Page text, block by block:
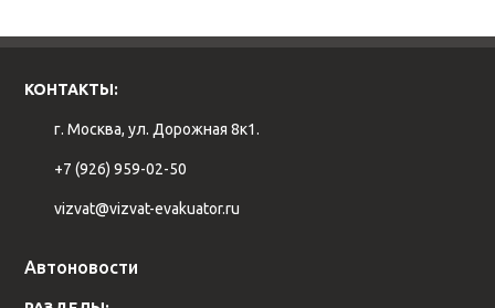
КОНТАКТЫ:
г. Москва, ул. Дорожная 8к1.
+7 (926) 959-02-50
vizvat@vizvat-evakuator.ru
Автоновости